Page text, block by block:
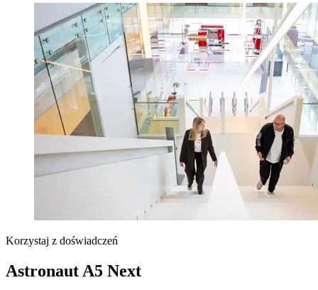
Korzystaj z doświadczeń
Astronaut A5 Next